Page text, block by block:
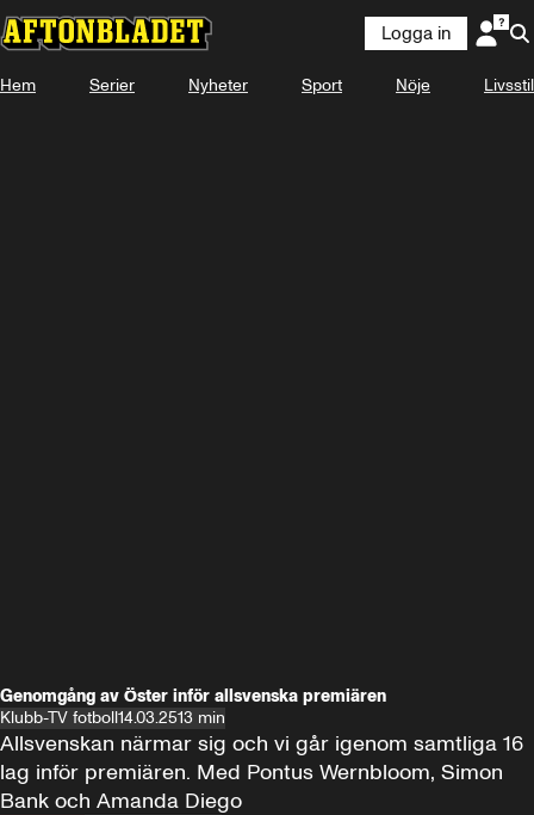
Laddar ...
Logga in
Hem Serier Nyheter Sport Nöje Livsstil
Genomgång av Öster inför allsvenska premiären
Klubb-TV fotboll14.03.2513 min
Allsvenskan närmar sig och vi går igenom samtliga 16
lag inför premiären. Med Pontus Wernbloom, Simon
Bank och Amanda Diego